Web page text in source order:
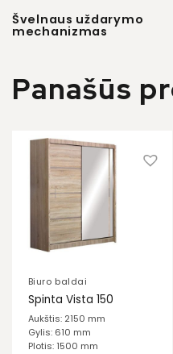
Švelnaus uždarymo
mechanizmas
Panašūs
Biuro baldai
Spinta Vista 150
Aukštis: 2150 mm
Gylis: 610 mm
Plotis: 1500 mm